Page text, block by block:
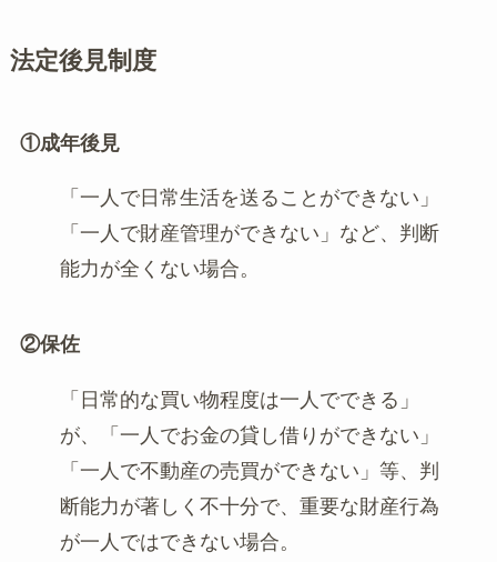
法定後見制度
①成年後見
「一人で日常生活を送ることができない」
「一人で財産管理ができない」など、判断
能力が全くない場合。
②保佐
「日常的な買い物程度は一人でできる」
が、「一人でお金の貸し借りができない」
「一人で不動産の売買ができない」等、判
断能力が著しく不十分で、重要な財産行為
が一人ではできない場合。